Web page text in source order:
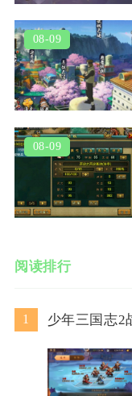
08-09
08-09
阅读排行
1